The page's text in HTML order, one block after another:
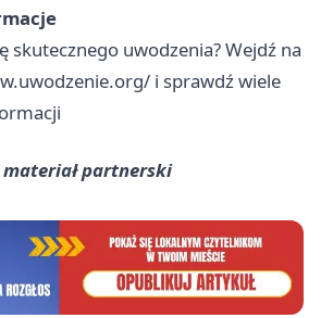
skutecznego uwodzenia? Wejdź na
i sprawdź wiele
partnerski